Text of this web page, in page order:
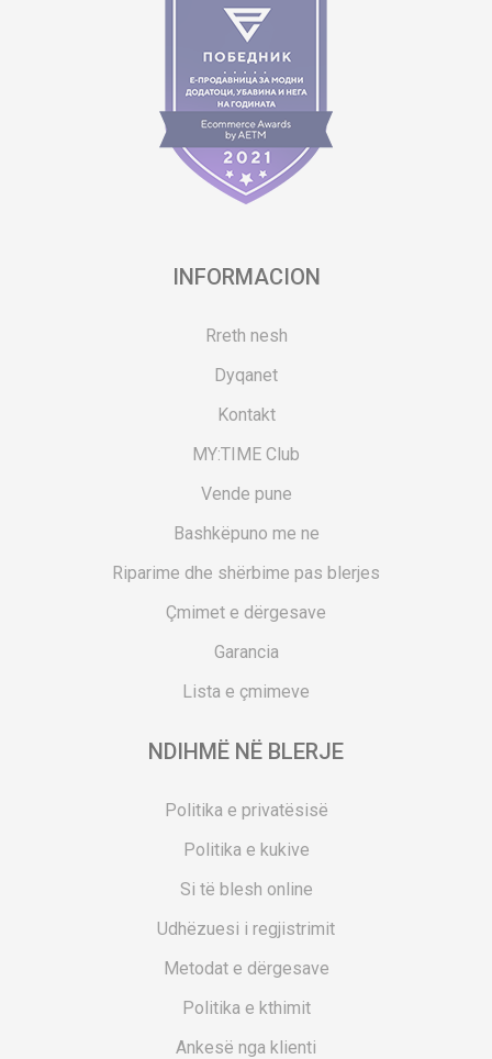
INFORMACION
Rreth nesh
Dyqanet
Kontakt
MY:TIME Club
Vende pune
Bashkëpuno me ne
Riparime dhe shërbime pas blerjes
Çmimet e dërgesave
Garancia
Lista e çmimeve
NDIHMË NË BLERJE
Politika e privatësisë
Politika e kukive
Si të blesh online
Udhëzuesi i regjistrimit
Metodat e dërgesave
Politika e kthimit
Ankesë nga klienti